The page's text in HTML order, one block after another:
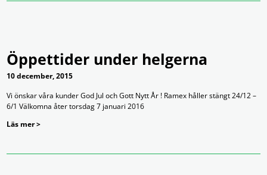
Öppettider under helgerna
10 december, 2015
Vi önskar våra kunder God Jul och Gott Nytt År ! Ramex håller stängt 24/12 –
6/1 Välkomna åter torsdag 7 januari 2016
Läs mer >